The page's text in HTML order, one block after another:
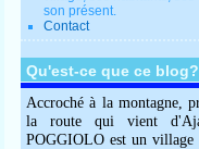
son présent.
Contact
Qu'est-ce que ce blog?
Accroché à la montagne,
la route qui vient
POGGIOLO est un